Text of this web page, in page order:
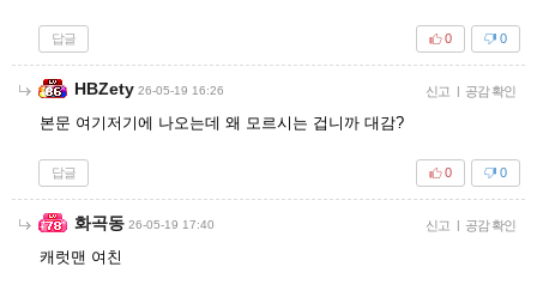
답글 0
0
HBZety 26-05-19 16:26 신고 | 공감 확인
본문 여기저기에 나오는데 왜 모르시는 겁니까 대감?
답글 0
0
화곡동 26-05-19 17:40 신고 | 공감 확인
캐럿맨 여친